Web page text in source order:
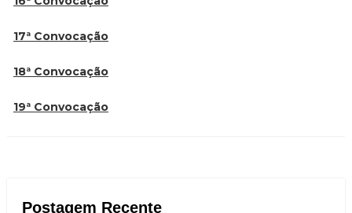
17ª Convocação
18ª Convocação
19ª Convocação
Postagem Recente